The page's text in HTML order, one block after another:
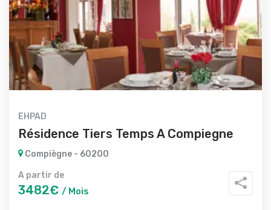
EHPAD
Résidence Tiers Temps A Compiegne
Compiègne - 60200
A partir de
3482€ / Mois